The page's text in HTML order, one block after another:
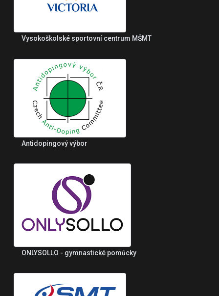
Vysokoškolské sportovní centrum MŠMT
Antidopingový výbor
ONLYSOLLO - gymnastické pomůcky